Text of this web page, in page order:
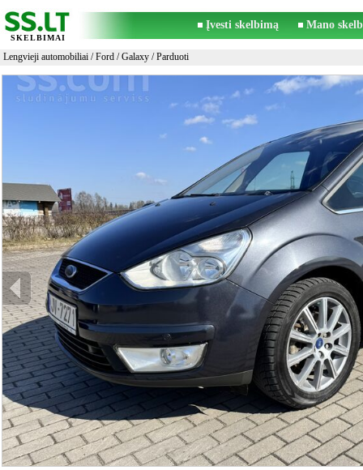
SKELBIMAI
Įvesti skelbimą Mano
Lengvieji automobiliai /Ford /Galaxy / Parduoti